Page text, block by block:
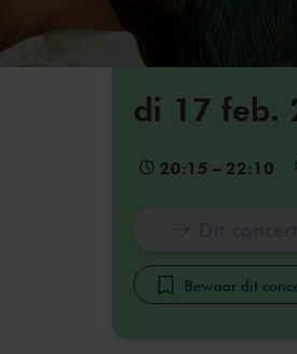
di 17 feb.
20:15 – 22:10
Bewaar dit